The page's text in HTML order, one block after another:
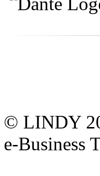
© LINDY
e-Business